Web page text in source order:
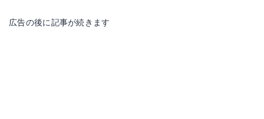
広告の後に記事が続きます